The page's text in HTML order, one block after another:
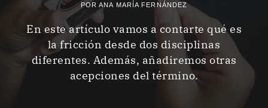
PORANA MARÍA FERNÁNDEZ
En este artículo vamos a contarte qué es
la fricción desde dos disciplinas
diferentes. Además, añadiremos otras
acepciones del término.